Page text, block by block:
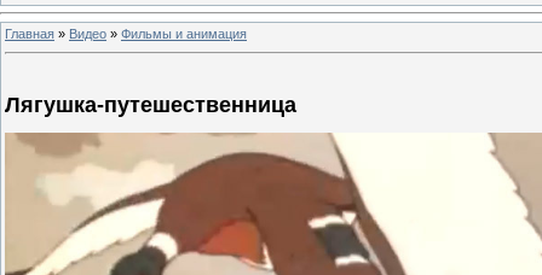
Главная » Видео » Фильмы и анимация
Лягушка-путешественница